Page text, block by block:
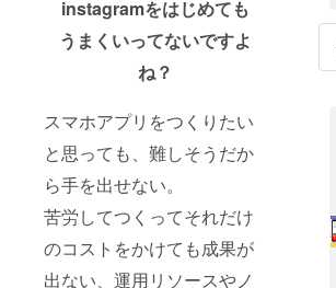
instagramをはじめても
うまくいってないですよ
ね？
スマホアプリをつくりたい
と思っても、難しそうだか
ら手を出せない。
苦労してつくってそれだけ
のコストをかけても成果が
出ない、運用リソースやノ